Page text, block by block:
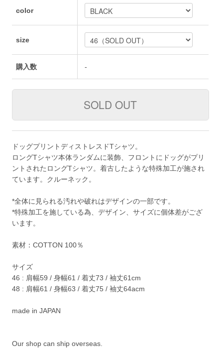
color
size
購入数 -
ドッグプリントディストレスドTシャツ。
ロングTシャツ本体ランダムに装飾、フロントにドッグがプリ
ントされたロングTシャツ。着古したような特殊加工が施され
ています。クルーネック。
*全体に見られる汚れや破れはデザインの一部です。
*特殊加工を施している為、デザイン、サイズに個体差がござ
います。
素材：COTTON 100％
サイズ
46 : 肩幅59 / 身幅61 / 着丈73 / 袖丈61cm
48 : 肩幅61 / 身幅63 / 着丈75 / 袖丈64acm
made in JAPAN
Our shop can ship overseas.